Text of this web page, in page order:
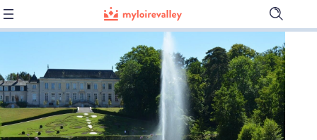
Ouvrir
la
barre
de